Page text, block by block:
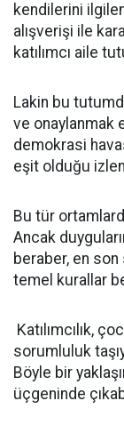
kendilerini
alışverişi ile
katılımcı aile
Lakin bu
ve onaylanmak
demokrasi
eşit olduğu
Bu tür
Ancak
beraber, en
temel kurallar
Katılımcılık,
sorumluluk
Böyle bir
üçgeninde